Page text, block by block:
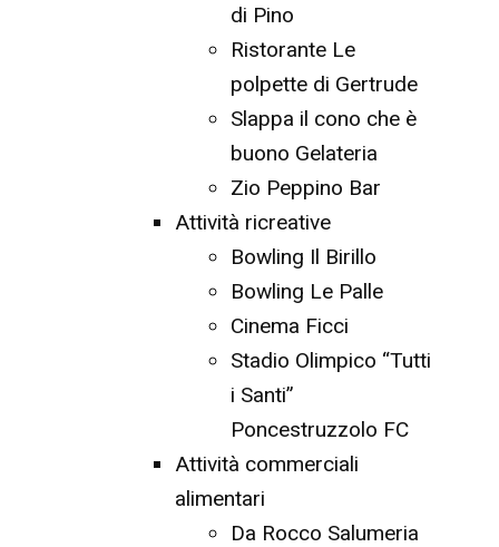
di Pino
Ristorante Le
polpette di Gertrude
Slappa il cono che è
buono Gelateria
Zio Peppino Bar
Attività ricreative
Bowling Il Birillo
Bowling Le Palle
Cinema Ficci
Stadio Olimpico “Tutti
i Santi”
Poncestruzzolo FC
Attività commerciali
alimentari
Da Rocco Salumeria